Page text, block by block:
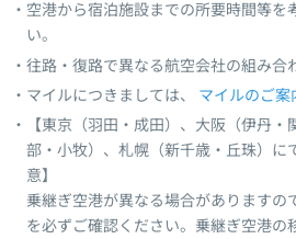
空港から宿泊施設までの所要時間等を
い。
往路・復路で異なる航空会社の組み合
マイルにつきましては、
マイルのご案
【東京（羽田・成田）、大阪（伊丹
部・小牧）、札幌（新千歳・丘珠）に
意】
乗継ぎ空港が異なる場合がありますの
を必ずご確認ください。乗継ぎ空港の